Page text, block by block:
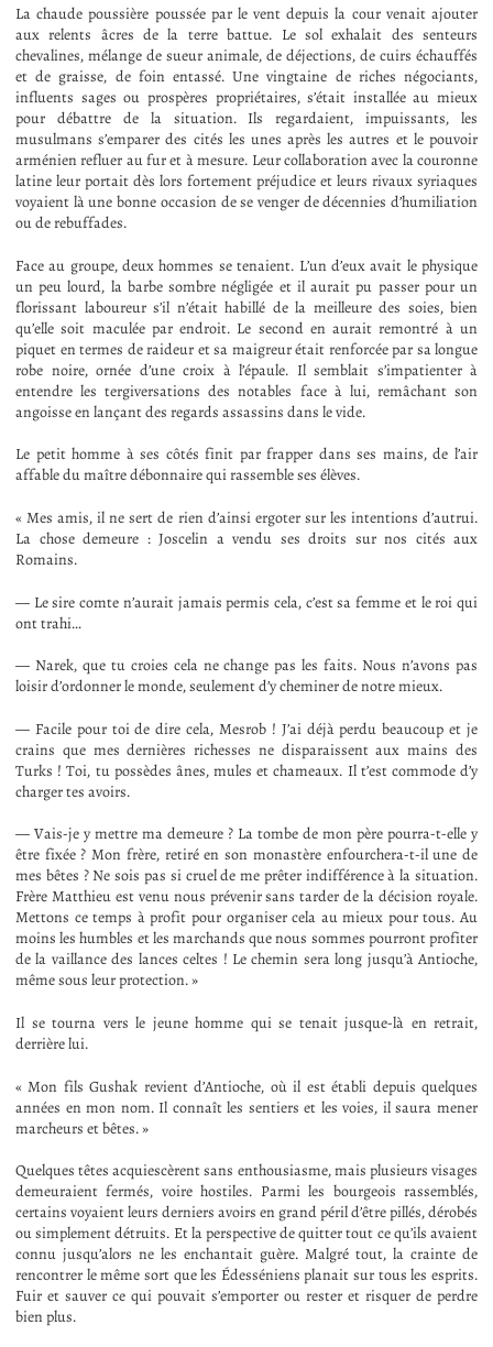
La chaude poussière poussée par le vent depuis la cour venait ajouter
aux relents âcres de la terre battue. Le sol exhalait des senteurs
chevalines, mélange de sueur animale, de déjections, de cuirs échauffés
et de graisse, de foin entassé. Une vingtaine de riches négociants,
influents sages ou prospères propriétaires, s’était installée au mieux
pour débattre de la situation. Ils regardaient, impuissants, les
musulmans s’emparer des cités les unes après les autres et le pouvoir
arménien refluer au fur et à mesure. Leur collaboration avec la couronne
latine leur portait dès lors fortement préjudice et leurs rivaux syriaques
voyaient là une bonne occasion de se venger de décennies d’humiliation
ou de rebuffades.
Face au groupe, deux hommes se tenaient. L’un d’eux avait le physique
un peu lourd, la barbe sombre négligée et il aurait pu passer pour un
florissant laboureur s’il n’était habillé de la meilleure des soies, bien
qu’elle soit maculée par endroit. Le second en aurait remontré à un
piquet en termes de raideur et sa maigreur était renforcée par sa longue
robe noire, ornée d’une croix à l’épaule. Il semblait s’impatienter à
entendre les tergiversations des notables face à lui, remâchant son
angoisse en lançant des regards assassins dans le vide.
Le petit homme à ses côtés finit par frapper dans ses mains, de l’air
affable du maître débonnaire qui rassemble ses élèves.
« Mes amis, il ne sert de rien d’ainsi ergoter sur les intentions d’autrui.
La chose demeure : Joscelin a vendu ses droits sur nos cités aux
Romains.
— Le sire comte n’aurait jamais permis cela, c’est sa femme et le roi qui
ont trahi…
— Narek, que tu croies cela ne change pas les faits. Nous n’avons pas
loisir d’ordonner le monde, seulement d’y cheminer de notre mieux.
— Facile pour toi de dire cela, Mesrob ! J’ai déjà perdu beaucoup et je
crains que mes dernières richesses ne disparaissent aux mains des
Turks ! Toi, tu possèdes ânes, mules et chameaux. Il t’est commode d’y
charger tes avoirs.
— Vais-je y mettre ma demeure ? La tombe de mon père pourra-t-elle y
être fixée ? Mon frère, retiré en son monastère enfourchera-t-il une de
mes bêtes ? Ne sois pas si cruel de me prêter indifférence à la situation.
Frère Matthieu est venu nous prévenir sans tarder de la décision royale.
Mettons ce temps à profit pour organiser cela au mieux pour tous. Au
moins les humbles et les marchands que nous sommes pourront profiter
de la vaillance des lances celtes ! Le chemin sera long jusqu’à Antioche,
même sous leur protection. »
Il se tourna vers le jeune homme qui se tenait jusque-là en retrait,
derrière lui.
« Mon fils Gushak revient d’Antioche, où il est établi depuis quelques
années en mon nom. Il connaît les sentiers et les voies, il saura mener
marcheurs et bêtes. »
Quelques têtes acquiescèrent sans enthousiasme, mais plusieurs visages
demeuraient fermés, voire hostiles. Parmi les bourgeois rassemblés,
certains voyaient leurs derniers avoirs en grand péril d’être pillés, dérobés
ou simplement détruits. Et la perspective de quitter tout ce qu’ils avaient
connu jusqu’alors ne les enchantait guère. Malgré tout, la crainte de
rencontrer le même sort que les Édesséniens planait sur tous les esprits.
Fuir et sauver ce qui pouvait s’emporter ou rester et risquer de perdre
bien plus.